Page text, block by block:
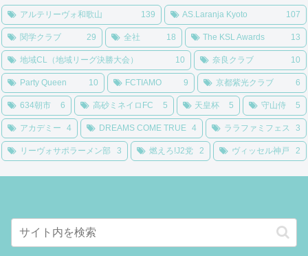
アルテリーヴォ和歌山 139 AS.Laranja Kyoto 107
関学クラブ 29 全社 18 The KSL Awards 13
地域CL（地域リーグ決勝大会） 10 奈良クラブ 10
Party Queen 10 FCTIAMO 9 京都紫光クラブ 6
634朝市 6 高砂ミネイロFC 5 天皇杯 5 守山侍 5
アカデミー 4 DREAMS COME TRUE 4 ララファミフェス 3
リーヴォサポラーメン部 3 燃えろ!J2党 2 ヴィッセル神戸 2